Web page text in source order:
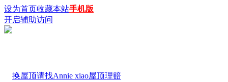
设为首页收藏本站手机版
开启辅助访问